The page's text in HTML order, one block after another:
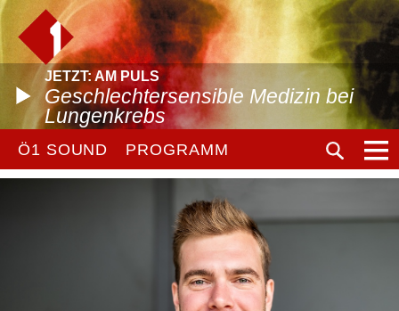
JETZT: AM PULS
Geschlechtersensible Medizin bei
Lungenkrebs
Ö1 SOUND PROGRAMM